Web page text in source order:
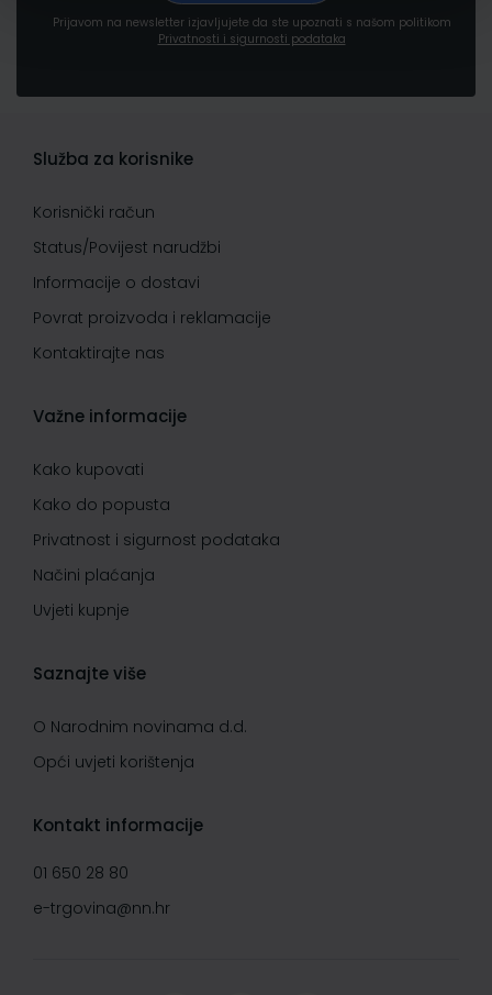
Prijavom na newsletter izjavljujete da ste upoznati s našom politikom
Privatnosti i sigurnosti podataka
Služba za korisnike
Korisnički račun
Status/Povijest narudžbi
Informacije o dostavi
Povrat proizvoda i reklamacije
Kontaktirajte nas
Važne informacije
Kako kupovati
Kako do popusta
Privatnost i sigurnost podataka
Načini plaćanja
Uvjeti kupnje
Saznajte više
O Narodnim novinama d.d.
Opći uvjeti korištenja
Kontakt informacije
01 650 28 80
e-trgovina@nn.hr